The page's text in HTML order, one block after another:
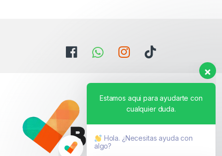
Estamos aqui para ayudarte con
Hola. ¿Necesitas ayuda con
algo?